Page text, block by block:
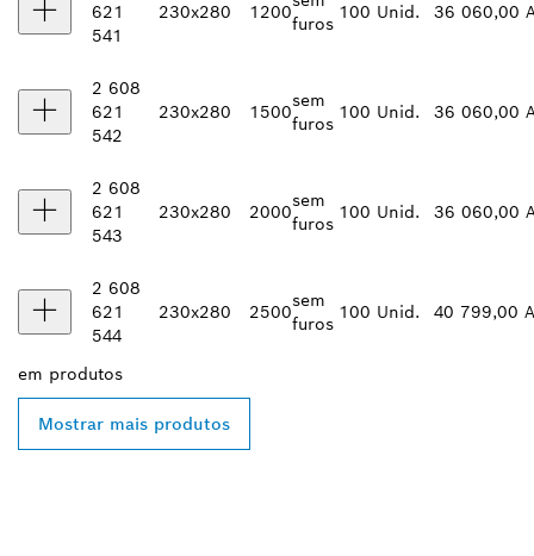
621
541
230x280 1200
furos
100 Unid. 36 060,00
2 608
621
542
230x280 1500
sem
furos
100 Unid. 36 060,00
2 608
621
543
230x280 2000
sem
furos
100 Unid. 36 060,00
2 608
621
544
230x280 2500
sem
furos
100 Unid. 40 799,00
em produtos
Mostrar mais produtos